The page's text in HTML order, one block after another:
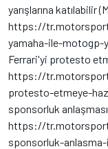
yarışlarına katılabilir
https://
yamaha-ile-motogp-
Ferrari'yi protesto
https://
protesto-etmeye-
sponsorluk
https://
sponsorluk-